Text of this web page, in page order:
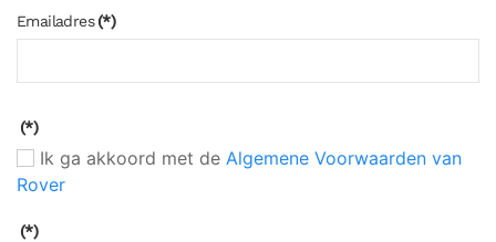
Emailadres (*)
(*)
Ik ga akkoord met de Algemene Voorwaarden van
Rover
(*)